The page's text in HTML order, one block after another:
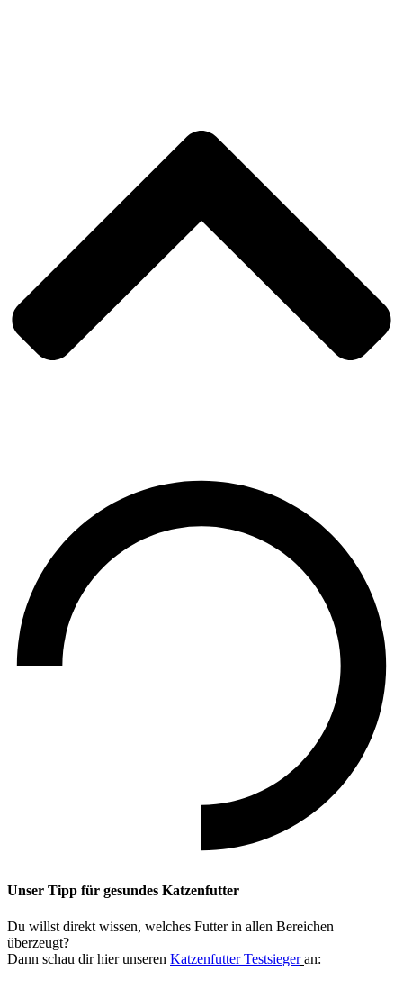
Unser Tipp für gesundes Katzenfutter
Du willst direkt wissen, welches Futter in allen Bereichen
überzeugt?
Dann schau dir hier unseren Katzenfutter Testsieger an: